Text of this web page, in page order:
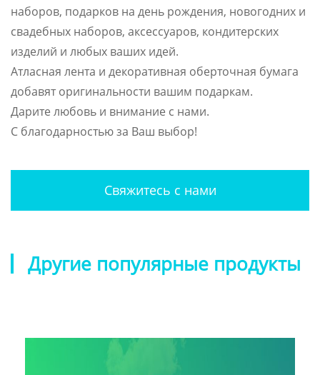
наборов, подарков на день рождения, новогодних и
свадебных наборов, аксессуаров, кондитерских
изделий и любых ваших идей.
Атласная лента и декоративная оберточная бумага
добавят оригинальности вашим подаркам.
Дарите любовь и внимание с нами.
С благодарностью за Ваш выбор!
Свяжитесь с нами
Другие популярные продукты